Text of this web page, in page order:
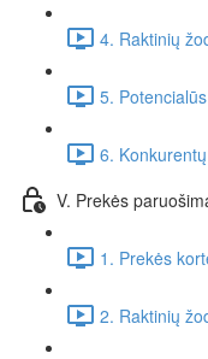
4. Raktinių
5.
6.
V. Prekės
1. Prekės
2. Raktinių